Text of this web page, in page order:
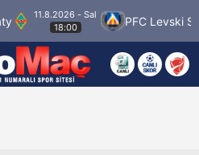
11.8.2026 - Sal
18:00
PFC Levski Sofya